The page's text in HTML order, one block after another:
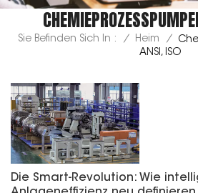
Sie Befinden Sich In : / Heim /
ANSI, ISO
Die Smart-Revolution: Wie